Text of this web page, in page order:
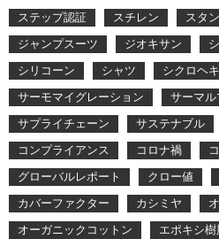
ステップ認証
スチレン
スタ
ジャンプスーツ
ジオキサン
シリコーン
シャツ
シクロヘ
サーモマイグレーション
サーマ
サプライチェーン
サステナブル
コンプライアンス
コロナ禍
グローバルレポート
クロー値
カバーファクター
カシミヤ
オーガニックコットン
エポキシ